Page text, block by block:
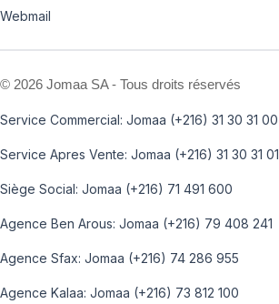
Webmail
© 2026 Jomaa SA - Tous droits réservés
Service Commercial: Jomaa (+216) 31 30 31 00
Service Apres Vente: Jomaa (+216) 31 30 31 01
Siège Social: Jomaa (+216) 71 491 600
Agence Ben Arous: Jomaa (+216) 79 408 241
Agence Sfax: Jomaa (+216) 74 286 955
Agence Kalaa: Jomaa (+216) 73 812 100